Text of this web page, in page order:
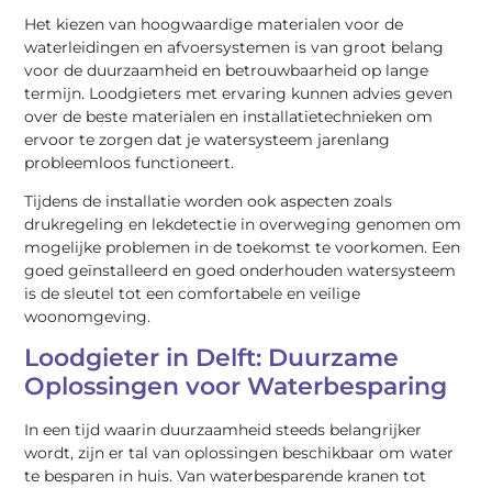
Het kiezen van hoogwaardige materialen voor de
waterleidingen en afvoersystemen is van groot belang
voor de duurzaamheid en betrouwbaarheid op lange
termijn. Loodgieters met ervaring kunnen advies geven
over de beste materialen en installatietechnieken om
ervoor te zorgen dat je watersysteem jarenlang
probleemloos functioneert.
Tijdens de installatie worden ook aspecten zoals
drukregeling en lekdetectie in overweging genomen om
mogelijke problemen in de toekomst te voorkomen. Een
goed geïnstalleerd en goed onderhouden watersysteem
is de sleutel tot een comfortabele en veilige
woonomgeving.
Loodgieter in Delft: Duurzame
Oplossingen voor Waterbesparing
In een tijd waarin duurzaamheid steeds belangrijker
wordt, zijn er tal van oplossingen beschikbaar om water
te besparen in huis. Van waterbesparende kranen tot